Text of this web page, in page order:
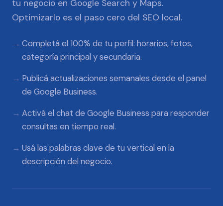
tu negocio en Google Search y Maps.
Optimizarlo es el paso cero del SEO local.
Completá el 100% de tu perfil: horarios, fotos,
categoría principal y secundaria.
Publicá actualizaciones semanales desde el panel
de Google Business.
Activá el chat de Google Business para responder
consultas en tiempo real.
Usá las palabras clave de tu vertical en la
descripción del negocio.